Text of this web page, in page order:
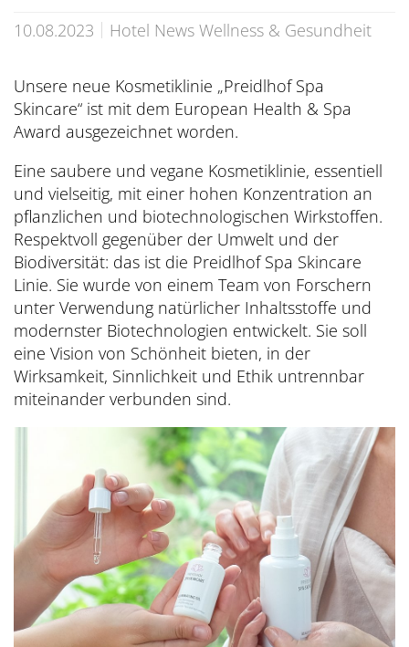
Awards
Belvita
Preferred Hotels & Resorts
Sauna Tower
À-la-carte-Treatments
Spa News-Blog
Medical Health Packages
Etikette & Kostenrückerstattung
Brixsana
Wandern
Biken
Golf
Fitness
Fun Sports
Tennis
Skilaufen
Reinhold Messner
Ötzi
Klima & Naturpark
Sights & Ausflüge
Shoppen & Kultur
Privat-Touren - Ausflüge im Preidlhof
10.08.2023 Hotel News Wellness & Gesundheit
Unsere neue Kosmetiklinie „Preidlhof Spa
Skincare“ ist mit dem European Health & Spa
Award ausgezeichnet worden.
Eine saubere und vegane Kosmetiklinie, essentiell
und vielseitig, mit einer hohen Konzentration an
pflanzlichen und biotechnologischen Wirkstoffen.
Respektvoll gegenüber der Umwelt und der
Biodiversität: das ist die Preidlhof Spa Skincare
Linie. Sie wurde von einem Team von Forschern
unter Verwendung natürlicher Inhaltsstoffe und
modernster Biotechnologien entwickelt. Sie soll
eine Vision von Schönheit bieten, in der
Wirksamkeit, Sinnlichkeit und Ethik untrennbar
miteinander verbunden sind.